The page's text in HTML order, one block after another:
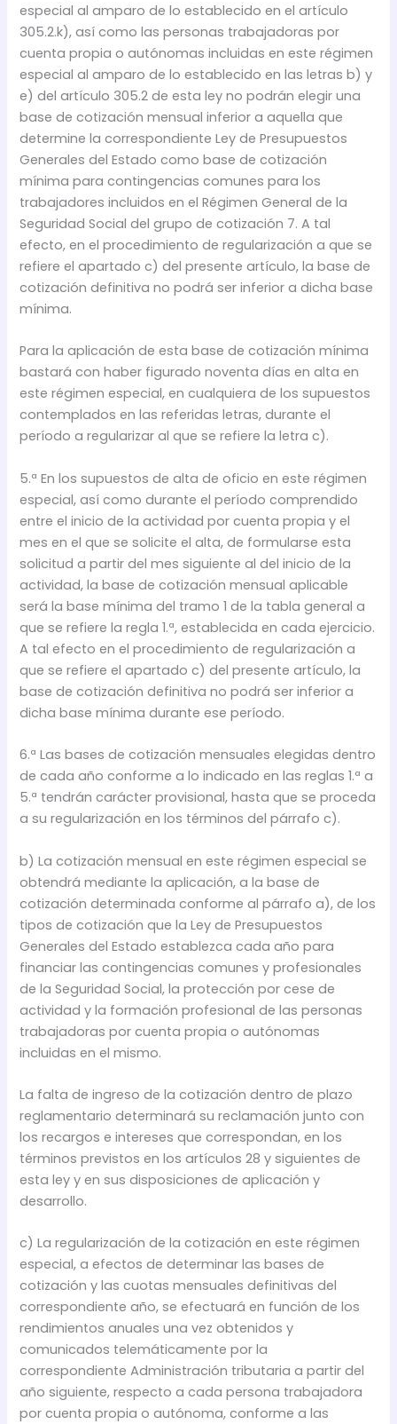
especial al amparo de lo establecido en el artículo
305.2.k), así como las personas trabajadoras por
cuenta propia o autónomas incluidas en este régimen
especial al amparo de lo establecido en las letras b) y
e) del artículo 305.2 de esta ley no podrán elegir una
base de cotización mensual inferior a aquella que
determine la correspondiente Ley de Presupuestos
Generales del Estado como base de cotización
mínima para contingencias comunes para los
trabajadores incluidos en el Régimen General de la
Seguridad Social del grupo de cotización 7. A tal
efecto, en el procedimiento de regularización a que se
refiere el apartado c) del presente artículo, la base de
cotización definitiva no podrá ser inferior a dicha base
mínima.
Para la aplicación de esta base de cotización mínima
bastará con haber figurado noventa días en alta en
este régimen especial, en cualquiera de los supuestos
contemplados en las referidas letras, durante el
período a regularizar al que se refiere la letra c).
5.ª En los supuestos de alta de oficio en este régimen
especial, así como durante el período comprendido
entre el inicio de la actividad por cuenta propia y el
mes en el que se solicite el alta, de formularse esta
solicitud a partir del mes siguiente al del inicio de la
actividad, la base de cotización mensual aplicable
será la base mínima del tramo 1 de la tabla general a
que se refiere la regla 1.ª, establecida en cada ejercicio.
A tal efecto en el procedimiento de regularización a
que se refiere el apartado c) del presente artículo, la
base de cotización definitiva no podrá ser inferior a
dicha base mínima durante ese período.
6.ª Las bases de cotización mensuales elegidas dentro
de cada año conforme a lo indicado en las reglas 1.ª a
5.ª tendrán carácter provisional, hasta que se proceda
a su regularización en los términos del párrafo c).
b) La cotización mensual en este régimen especial se
obtendrá mediante la aplicación, a la base de
cotización determinada conforme al párrafo a), de los
tipos de cotización que la Ley de Presupuestos
Generales del Estado establezca cada año para
financiar las contingencias comunes y profesionales
de la Seguridad Social, la protección por cese de
actividad y la formación profesional de las personas
trabajadoras por cuenta propia o autónomas
incluidas en el mismo.
La falta de ingreso de la cotización dentro de plazo
reglamentario determinará su reclamación junto con
los recargos e intereses que correspondan, en los
términos previstos en los artículos 28 y siguientes de
esta ley y en sus disposiciones de aplicación y
desarrollo.
c) La regularización de la cotización en este régimen
especial, a efectos de determinar las bases de
cotización y las cuotas mensuales definitivas del
correspondiente año, se efectuará en función de los
rendimientos anuales una vez obtenidos y
comunicados telemáticamente por la
correspondiente Administración tributaria a partir del
año siguiente, respecto a cada persona trabajadora
por cuenta propia o autónoma, conforme a las